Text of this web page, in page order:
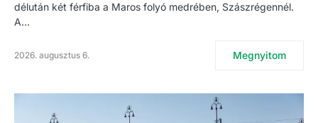
délután két férfiba a Maros folyó medrében, Szászrégennél.
A…
2026. augusztus 6. Megnyitom